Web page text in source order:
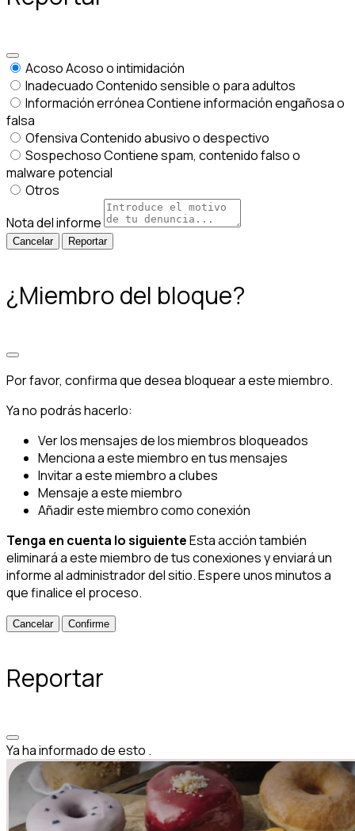
AcosoAcoso o intimidación
InadecuadoContenido sensible o para adultos
Información erróneaContiene información engañosa o
falsa
OfensivaContenido abusivo o despectivo
SospechosoContiene spam, contenido falso o
malware potencial
Otros
Nota del informe
Reportar
¿Miembro del bloque?
Por favor, confirma que desea bloquear a este miembro.
Ya no podrás hacerlo:
Ver los mensajes de los miembros bloqueados
Menciona a este miembro en tus mensajes
Invitar a este miembro a clubes
Mensaje a este miembro
Añadir este miembro como conexión
Tenga en cuenta lo siguienteEsta acción también
eliminará a este miembro de tus conexiones y enviará un
informe al administrador del sitio. Espere unos minutos a
que finalice el proceso.
Confirme
Reportar
Ya ha informado de esto .